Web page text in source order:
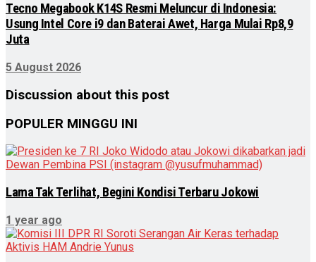
Tecno Megabook K14S Resmi Meluncur di Indonesia:
Usung Intel Core i9 dan Baterai Awet, Harga Mulai Rp8,9
Juta
5 August 2026
Discussion about this post
POPULER MINGGU INI
Lama Tak Terlihat, Begini Kondisi Terbaru Jokowi
1 year ago